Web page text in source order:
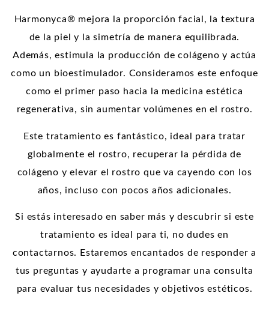
Harmonyca® mejora la proporción facial, la textura
de la piel y la simetría de manera equilibrada.
Además, estimula la producción de colágeno y actúa
como un bioestimulador. Consideramos este enfoque
como el primer paso hacia la medicina estética
regenerativa, sin aumentar volúmenes en el rostro.
Este tratamiento es fantástico, ideal para tratar
globalmente el rostro, recuperar la pérdida de
colágeno y elevar el rostro que va cayendo con los
años, incluso con pocos años adicionales.
Si estás interesado en saber más y descubrir si este
tratamiento es ideal para ti, no dudes en
contactarnos. Estaremos encantados de responder a
tus preguntas y ayudarte a programar una consulta
para evaluar tus necesidades y objetivos estéticos.